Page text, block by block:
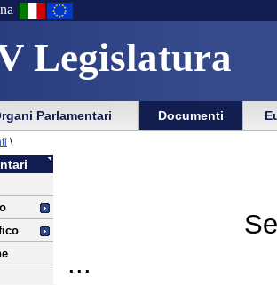
Legislatura
Parlamentari Documenti
\
...